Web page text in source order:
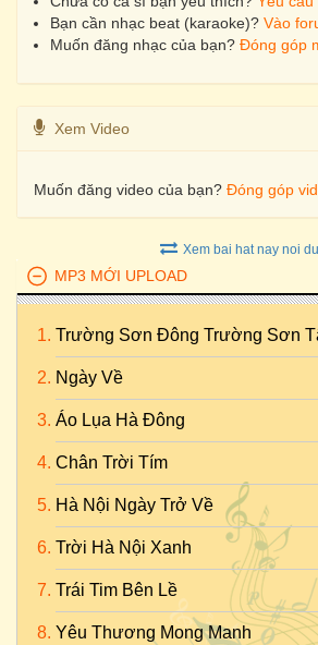
Bạn cần nhạc beat (karaoke)? Vào
Muốn đăng nhạc của bạn? Đóng góp
Xem Video
Muốn đăng video của bạn? Đóng góp
Xem bai hat nay noi
MP3 MỚI UPLOAD
Trường Sơn Đông Trường Sơn
Ngày Về
Áo Lụa Hà Đông
Chân Trời Tím
Hà Nội Ngày Trở Về
Trời Hà Nội Xanh
Trái Tim Bên Lề
Yêu Thương Mong Manh